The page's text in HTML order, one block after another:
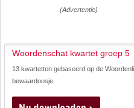
(Advertentie)
Woordenschat kwartet groep 5
13 kwartetten gebaseerd op de
bewaardoosje.